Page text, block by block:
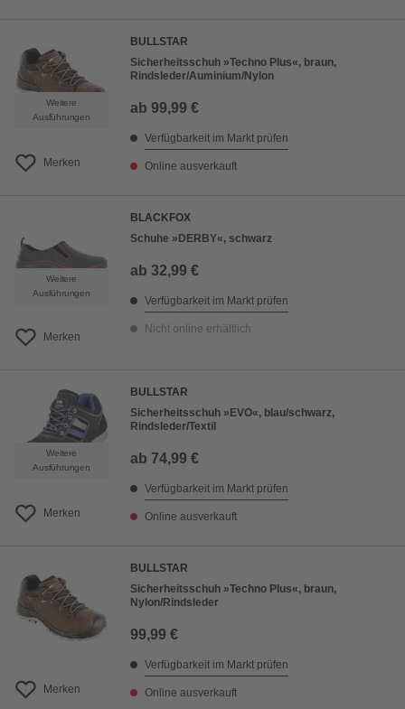
Weitere
Ausführungen
Merken
BULLSTAR
Sicherheitsschuh »Techno Plus«, braun,
Rindsleder/Auminium/Nylon
ab 99,99 €
Verfügbarkeit im Markt prüfen
Online ausverkauft
Weitere
Ausführungen
Merken
BLACKFOX
Schuhe »DERBY«, schwarz
ab 32,99 €
Verfügbarkeit im Markt prüfen
Nicht online erhältlich
Weitere
Ausführungen
Merken
BULLSTAR
Sicherheitsschuh »EVO«, blau/schwarz,
Rindsleder/Textil
ab 74,99 €
Verfügbarkeit im Markt prüfen
Online ausverkauft
Merken
BULLSTAR
Sicherheitsschuh »Techno Plus«, braun,
Nylon/Rindsleder
99,99 €
Verfügbarkeit im Markt prüfen
Online ausverkauft